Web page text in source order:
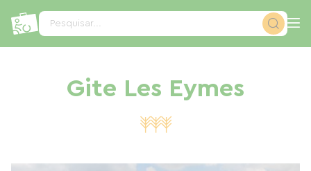
Pesquisar...
Gite Les Eymes
Painel de Gerenciamento de Cookies